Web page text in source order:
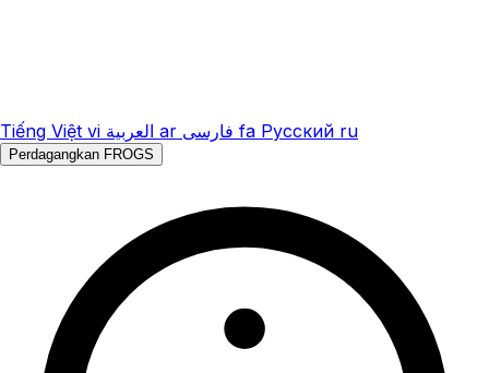
Tiếng Việt vi العربية ar فارسی fa Русский ru
Perdagangkan FROGS